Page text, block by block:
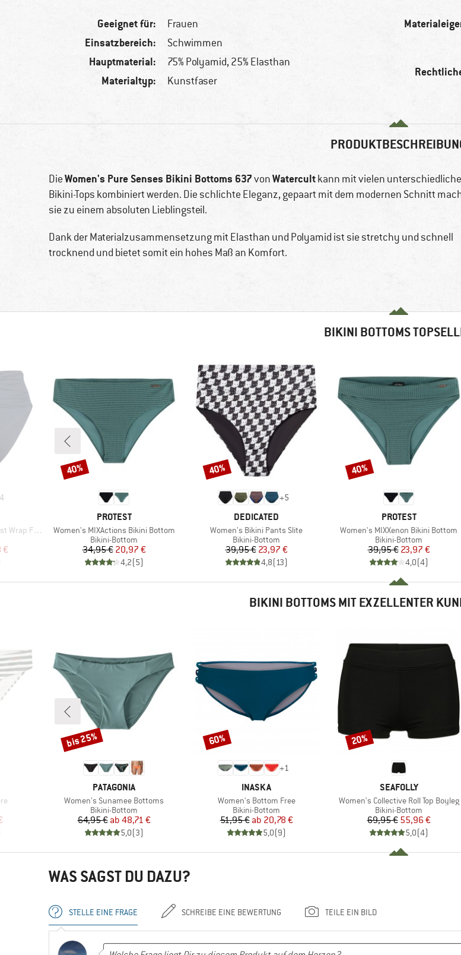
Geeignet für: Frauen
Einsatzbereich: Schwimmen
Hauptmaterial: 75% Polyamid, 25% Elasthan
Materialtyp: Kunstfaser
DieWomen's Pure Senses Bikini Bottoms 637vonWatercultkann mit vielen
Bikini-Tops kombiniert werden. Die schlichte Eleganz, gepaart mit dem modernen Schnitt
sie zu einem absoluten Lieblingsteil.
Dank der Materialzusammensetzung mit Elasthan und Polyamid ist sie stretchy und schnell
trocknend und bietet somit ein hohes Maß an Komfort.
BIKINI BOTTOMS
4
Front Pant
Preis
€
MARKE
PROTEST
Artikel
Women's MIXActions Bikini Bottom
Produktgruppe
Bikini-Bottom
Preis
34,95 €reduzierter Preis
20,97 €
4,2(5)
Rabatt
40%
+5
MARKE
DEDICATED
Artikel
Women's Bikini Pants Slite
Produktgruppe
Bikini-Bottom
Preis
39,95 €reduzierter Preis
23,97 €
4,8(13)
Rabatt
40%
MARKE
PROTEST
Artikel
Women's MIXXenon Bikini Bottom
Produktgruppe
Bikini-Bottom
Preis
39,95 €reduzierter Preis
23,97 €
4,0(4)
Rabatt
40%
BIKINI BOTTOMS MIT EXZELLENTER
Preis
MARKE
PATAGONIA
Artikel
Women's Sunamee Bottoms
Produktgruppe
Bikini-Bottom
Preis
64,95 € reduzierter Preis
ab 48,71 €
5,0(3)
Rabatt
bis 25%
+1
MARKE
INASKA
Artikel
Women's Bottom Free
Produktgruppe
Bikini-Bottom
Preis
51,95 € reduzierter Preis
ab 20,78 €
5,0(9)
Rabatt
60%
MARKE
SEAFOLLY
Artikel
Women's Collective Roll Top Boyleg
Produktgruppe
Bikini-Bottom
Preis
69,95 €reduzierter Preis
55,96 €
5,0(4)
Rabatt
20%
WAS SAGST DU DAZU?
STELLE EINE FRAGE SCHREIBE EINE BEWERTUNG TEILE EIN BILD